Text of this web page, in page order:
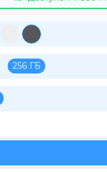
256 ГБ
Остались вопросы?
8 800 302-02-51